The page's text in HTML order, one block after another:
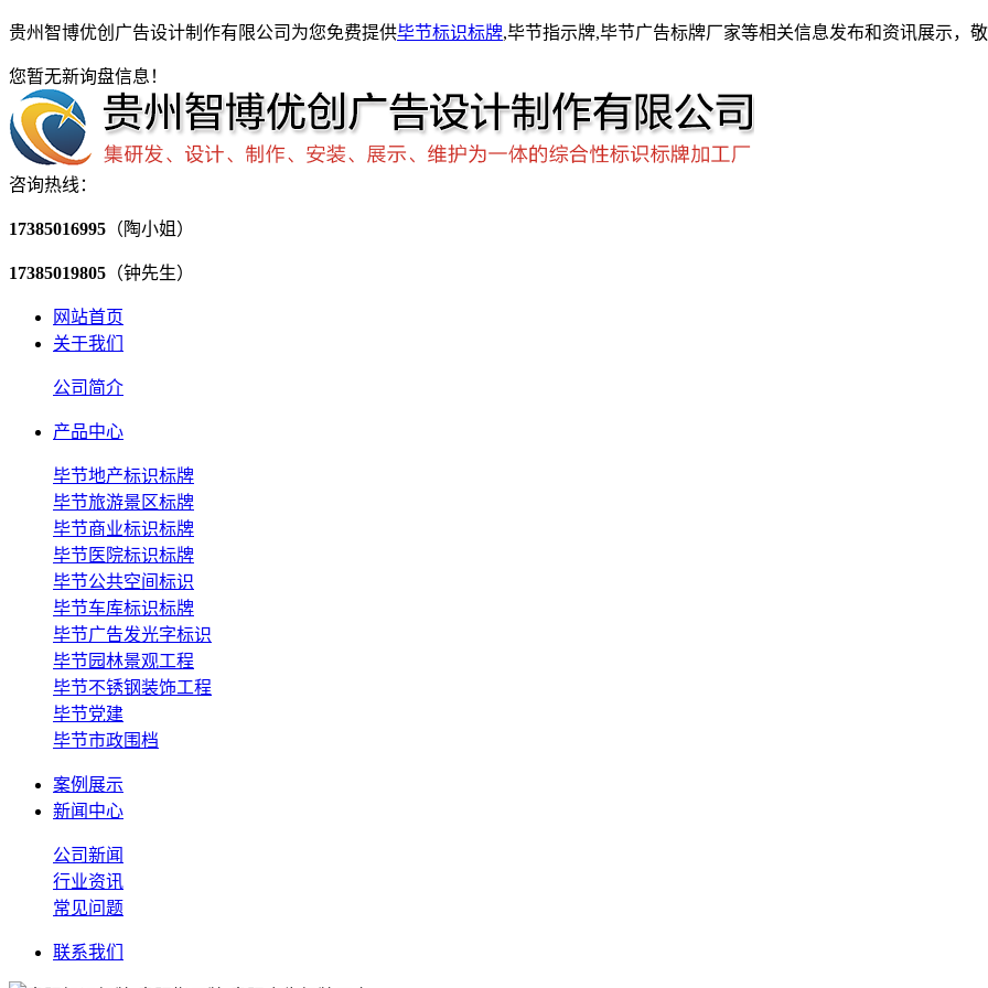
贵州智博优创广告设计制作有限公司为您免费提供毕节标识标牌,毕节指示牌,毕节广告标牌厂家等相关信息发布和资讯展示，敬
您暂无新询盘信息！
咨询热线：
17385016995 （陶小姐）
17385019805 （钟先生）
网站首页
关于我们
公司简介
产品中心
毕节地产标识标牌
毕节旅游景区标牌
毕节商业标识标牌
毕节医院标识标牌
毕节公共空间标识
毕节车库标识标牌
毕节广告发光字标识
毕节园林景观工程
毕节不锈钢装饰工程
毕节党建
毕节市政围档
案例展示
新闻中心
公司新闻
行业资讯
常见问题
联系我们